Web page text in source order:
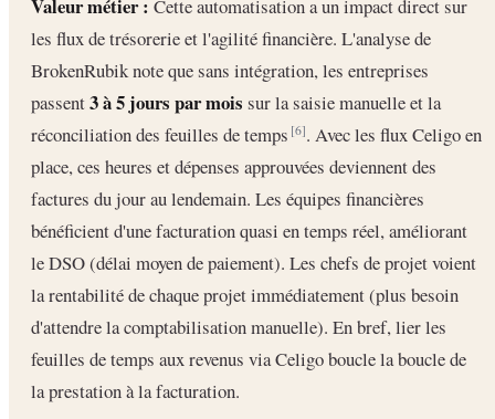
Valeur métier : Cette automatisation a un impact direct sur
les flux de trésorerie et l'agilité financière. L'analyse de
BrokenRubik note que sans intégration, les entreprises
passent3 à 5 jours par mois sur la saisie manuelle et la
réconciliation des feuilles de temps[6]. Avec les flux Celigo en
place, ces heures et dépenses approuvées deviennent des
factures du jour au lendemain. Les équipes financières
bénéficient d'une facturation quasi en temps réel, améliorant
le DSO (délai moyen de paiement). Les chefs de projet voient
la rentabilité de chaque projet immédiatement (plus besoin
d'attendre la comptabilisation manuelle). En bref, lier les
feuilles de temps aux revenus via Celigo boucle la boucle de
la prestation à la facturation.